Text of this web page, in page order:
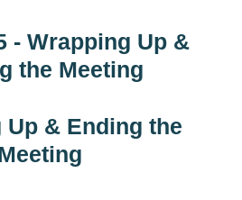
- Wrapping Up &
the Meeting
Up & Ending the